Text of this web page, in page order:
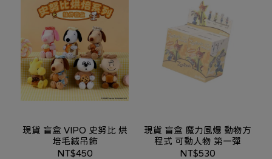
現貨 盲盒 VIPO 史努比 烘
培毛絨吊飾
NT$450
現貨 盲盒 魔力風爆 動物方
程式 可動人物 第一彈
NT$530